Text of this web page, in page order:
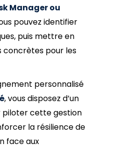
Manager ou
pouvez identifier
puis mettre en
concrètes pour les
personnalisé
, vous disposez d’un
piloter cette gestion
la résilience de
face aux